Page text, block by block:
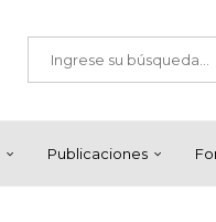
Publicaciones